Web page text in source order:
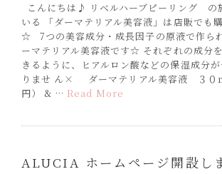
こんにちは♪ リベルハーブピーリング の
いる 「ダーマテリアル美容液」は店販でも
☆ 7つの美容成分・成長因子の原液で作ら
ーマテリアル美容液です☆ それぞれの成分
きるように、ヒアルロン酸などの保湿成分
りませ ん× ダーマテリアル美容液 ３
円） & … Read More
ALUCIA ホームページ開設し